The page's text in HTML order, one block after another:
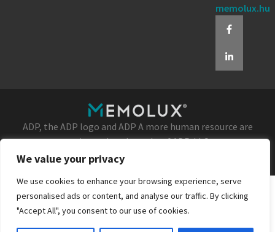
We value your privacy
We use cookies to enhance your browsing experience, serve
personalised ads or content, and analyse our traffic. By clicking
"Accept All", you consent to our use of cookies.
memolux.hu
ADP, the ADP logo and ADP A more human resource are
registered trademarks of ADP, LLC.
© All Rights Reserved